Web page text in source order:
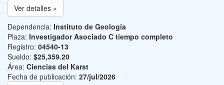
Ver detalles »
Dependencia: Instituto de Geología
Plaza: Investigador Asociado C tiempo completo
Registro: 04540-13
Sueldo: $25,359.20
Área: Ciencias del Karst
Fecha de publicación: 27/jul/2026